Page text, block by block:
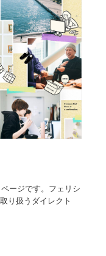
ージです。フェリシ
り扱うダイレクト